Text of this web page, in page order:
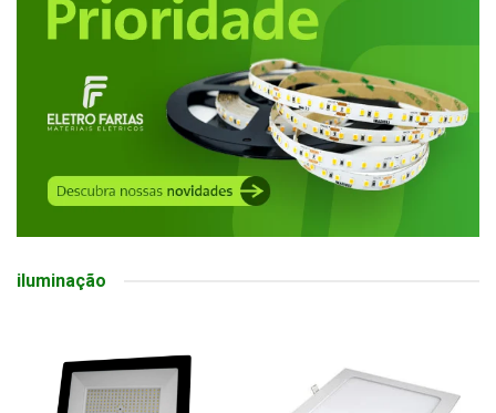
iluminação